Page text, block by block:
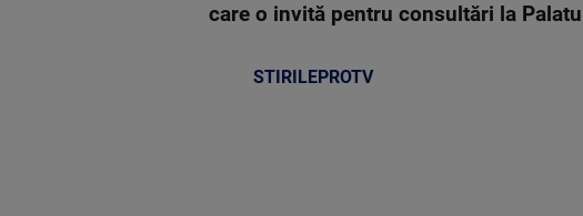
care o invită pentru consultări la
STIRILEPROTV